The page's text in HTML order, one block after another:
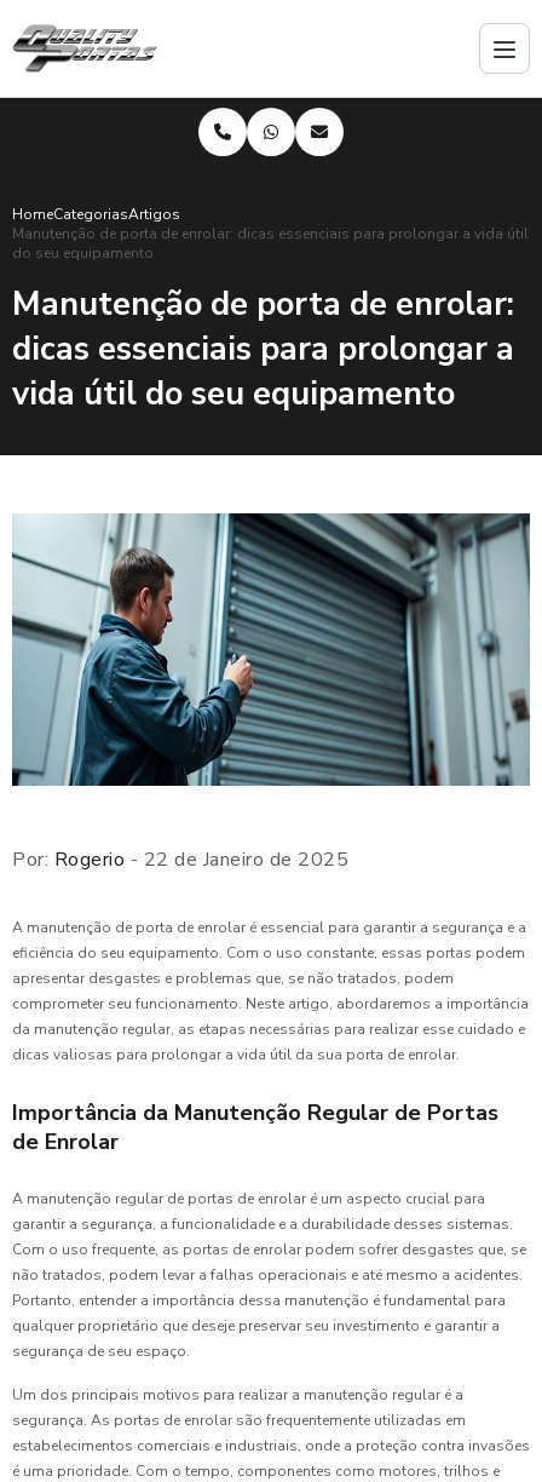
HomeCategoriasArtigos
Manutenção de porta de enrolar: dicas essenciais para prolongar a vida útil
do seu equipamento
Manutenção de porta de enrolar:
dicas essenciais para prolongar a
vida útil do seu equipamento
Por: Rogerio - 22 de Janeiro de 2025
A manutenção de porta de enrolar é essencial para garantir a segurança e a
eficiência do seu equipamento. Com o uso constante, essas portas podem
apresentar desgastes e problemas que, se não tratados, podem
comprometer seu funcionamento. Neste artigo, abordaremos a importância
da manutenção regular, as etapas necessárias para realizar esse cuidado e
dicas valiosas para prolongar a vida útil da sua porta de enrolar.
Importância da Manutenção Regular de Portas
de Enrolar
A manutenção regular de portas de enrolar é um aspecto crucial para
garantir a segurança, a funcionalidade e a durabilidade desses sistemas.
Com o uso frequente, as portas de enrolar podem sofrer desgastes que, se
não tratados, podem levar a falhas operacionais e até mesmo a acidentes.
Portanto, entender a importância dessa manutenção é fundamental para
qualquer proprietário que deseje preservar seu investimento e garantir a
segurança de seu espaço.
Um dos principais motivos para realizar a manutenção regular é a
segurança. As portas de enrolar são frequentemente utilizadas em
estabelecimentos comerciais e industriais, onde a proteção contra invasões
é uma prioridade. Com o tempo, componentes como motores, trilhos e